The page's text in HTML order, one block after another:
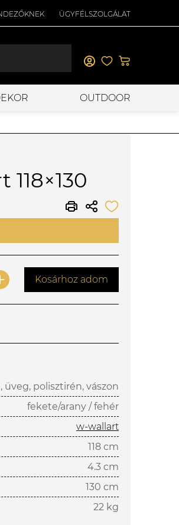
ÜGYFÉLSZOLGÁLAT
OUTDOOR
Kosárhoz adom
üveg, polisztirén, vászon
fekete/arany / fehér
w-wallart
118 cm
4.3 cm
130 cm
22 kg